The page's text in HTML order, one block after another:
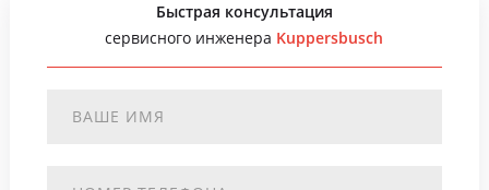
Быстрая консультация
сервисного инженера Kuppersbusch